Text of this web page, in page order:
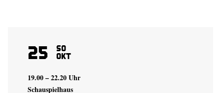
25 So
Okt
19.00 – 22.20 Uhr
Schauspielhaus